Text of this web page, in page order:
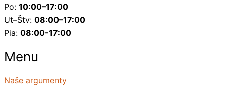
Po: 10:00–17:00
Ut–Štv: 08:00–17:00
Pia: 08:00-17:00
Menu
Naše argumenty